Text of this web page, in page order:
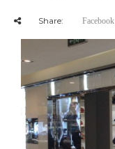
Share: Facebook